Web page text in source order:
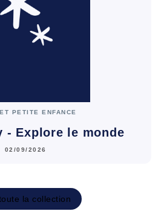
PETITE ENFANCE
- Explore le monde
02/09/2026
la collection